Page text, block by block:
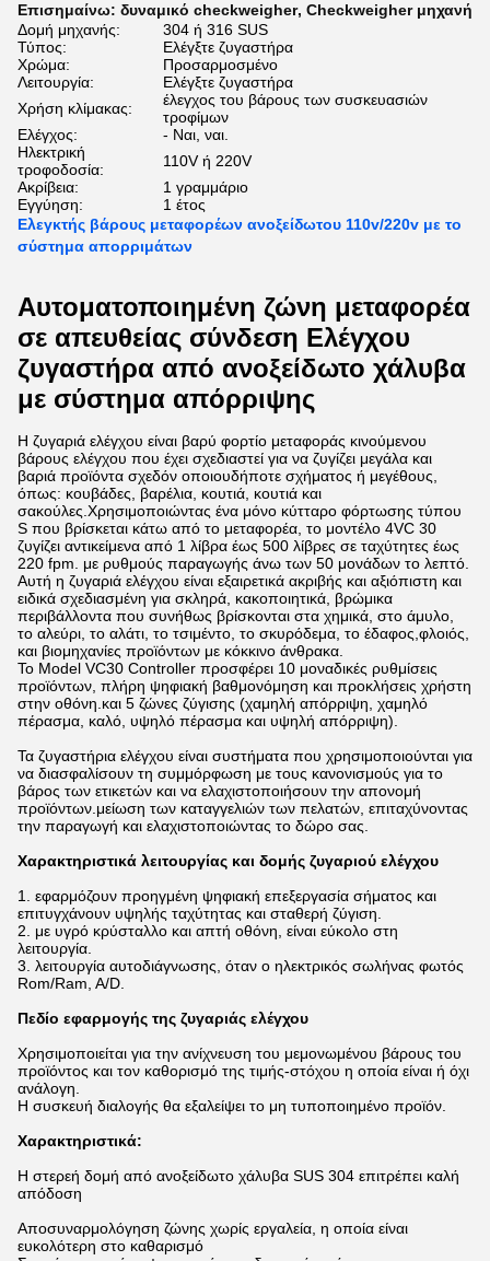
Επισημαίνω: δυναμικό checkweigher, Checkweigher μηχανή
Δομή μηχανής:
304 ή 316 SUS
Τύπος:
Ελέγξτε ζυγαστήρα
Χρώμα:
Προσαρμοσμένο
Λειτουργία:
Ελέγξτε ζυγαστήρα
Χρήση κλίμακας:
έλεγχος του βάρους των συσκευασιών
τροφίμων
Ελέγχος:
- Ναι, ναι.
Ηλεκτρική
τροφοδοσία:
110V ή 220V
Ακρίβεια:
1 γραμμάριο
Εγγύηση:
1 έτος
Ελεγκτής βάρους μεταφορέων ανοξείδωτου 110v/220v με το
σύστημα απορριμάτων
Αυτοματοποιημένη ζώνη μεταφορέα
σε απευθείας σύνδεση Ελέγχου
ζυγαστήρα από ανοξείδωτο χάλυβα
με σύστημα απόρριψης
Η ζυγαριά ελέγχου είναι βαρύ φορτίο μεταφοράς κινούμενου
βάρους ελέγχου που έχει σχεδιαστεί για να ζυγίζει μεγάλα και
βαριά προϊόντα σχεδόν οποιουδήποτε σχήματος ή μεγέθους,
όπως: κουβάδες, βαρέλια, κουτιά, κουτιά και
σακούλες.Χρησιμοποιώντας ένα μόνο κύτταρο φόρτωσης τύπου
S που βρίσκεται κάτω από το μεταφορέα, το μοντέλο 4VC 30
ζυγίζει αντικείμενα από 1 λίβρα έως 500 λίβρες σε ταχύτητες έως
220 fpm. με ρυθμούς παραγωγής άνω των 50 μονάδων το λεπτό.
Αυτή η ζυγαριά ελέγχου είναι εξαιρετικά ακριβής και αξιόπιστη και
ειδικά σχεδιασμένη για σκληρά, κακοποιητικά, βρώμικα
περιβάλλοντα που συνήθως βρίσκονται στα χημικά, στο άμυλο,
το αλεύρι, το αλάτι, το τσιμέντο, το σκυρόδεμα, το έδαφος,φλοιός,
και βιομηχανίες προϊόντων με κόκκινο άνθρακα.
Το Model VC30 Controller προσφέρει 10 μοναδικές ρυθμίσεις
προϊόντων, πλήρη ψηφιακή βαθμονόμηση και προκλήσεις χρήστη
στην οθόνη.και 5 ζώνες ζύγισης (χαμηλή απόρριψη, χαμηλό
πέρασμα, καλό, υψηλό πέρασμα και υψηλή απόρριψη).
Τα ζυγαστήρια ελέγχου είναι συστήματα που χρησιμοποιούνται για
να διασφαλίσουν τη συμμόρφωση με τους κανονισμούς για το
βάρος των ετικετών και να ελαχιστοποιήσουν την απονομή
προϊόντων.μείωση των καταγγελιών των πελατών, επιταχύνοντας
την παραγωγή και ελαχιστοποιώντας το δώρο σας.
Χαρακτηριστικά λειτουργίας και δομής ζυγαριού ελέγχου
1. εφαρμόζουν προηγμένη ψηφιακή επεξεργασία σήματος και
επιτυγχάνουν υψηλής ταχύτητας και σταθερή ζύγιση.
2. με υγρό κρύσταλλο και απτή οθόνη, είναι εύκολο στη
λειτουργία.
3. λειτουργία αυτοδιάγνωσης, όταν ο ηλεκτρικός σωλήνας φωτός
Rom/Ram, A/D.
Πεδίο εφαρμογής της ζυγαριάς ελέγχου
Χρησιμοποιείται για την ανίχνευση του μεμονωμένου βάρους του
προϊόντος και τον καθορισμό της τιμής-στόχου η οποία είναι ή όχι
ανάλογη.
Η συσκευή διαλογής θα εξαλείψει το μη τυποποιημένο προϊόν.
Χαρακτηριστικά:
Η στερεή δομή από ανοξείδωτο χάλυβα SUS 304 επιτρέπει καλή
απόδοση
Αποσυναρμολόγηση ζώνης χωρίς εργαλεία, η οποία είναι
ευκολότερη στο καθαρισμό